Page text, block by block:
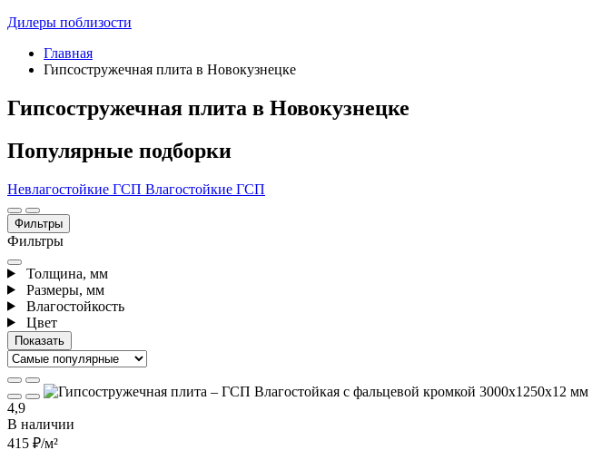
Дилеры поблизости
Главная
Гипсостружечная плита в Новокузнецке
Гипсостружечная плита в Новокузнецке
Популярные подборки
Невлагостойкие ГСП Влагостойкие ГСП
Фильтры
Фильтры
Толщина, мм
Размеры, мм
Влагостойкость
Цвет
4,9
В наличии
415 ₽/м²